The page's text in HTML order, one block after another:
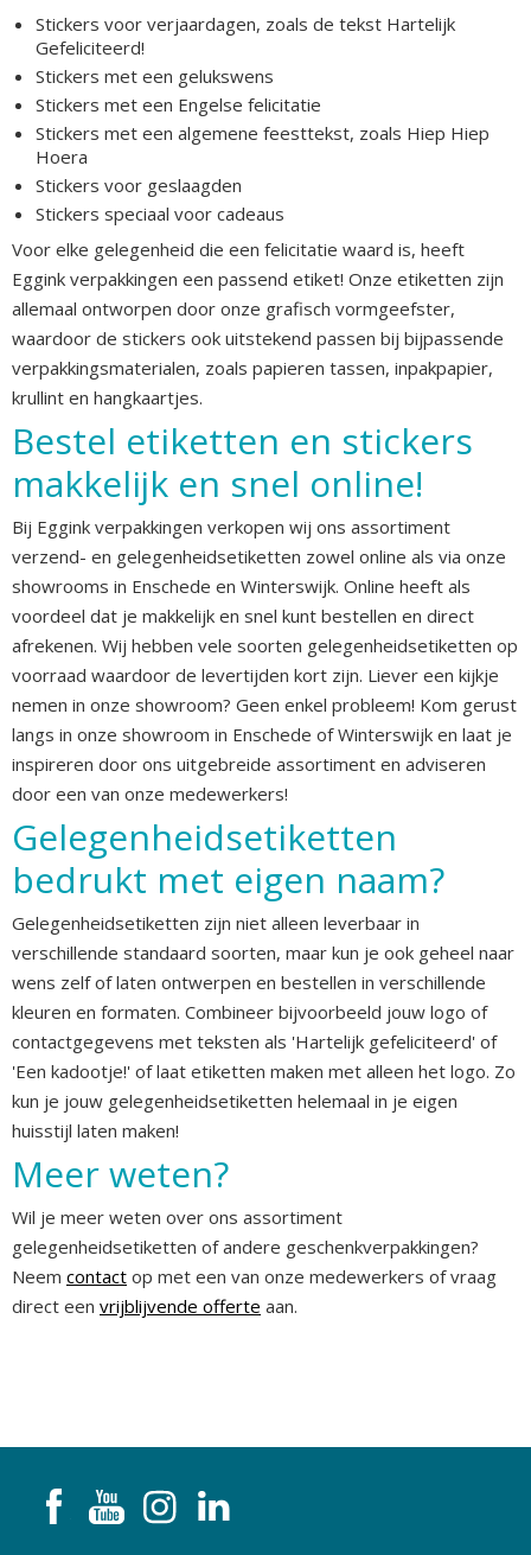
Stickers voor verjaardagen, zoals de tekst Hartelijk
Gefeliciteerd!
Stickers met een gelukswens
Stickers met een Engelse felicitatie
Stickers met een algemene feesttekst, zoals Hiep Hiep
Hoera
Stickers voor geslaagden
Stickers speciaal voor cadeaus
Voor elke gelegenheid die een felicitatie waard is, heeft
Eggink verpakkingen een passend etiket! Onze etiketten zijn
allemaal ontworpen door onze grafisch vormgeefster,
waardoor de stickers ook uitstekend passen bij bijpassende
verpakkingsmaterialen, zoals papieren tassen, inpakpapier,
krullint en hangkaartjes.
Bestel etiketten en stickers
makkelijk en snel online!
Bij Eggink verpakkingen verkopen wij ons assortiment
verzend- en gelegenheidsetiketten zowel online als via onze
showrooms in Enschede en Winterswijk. Online heeft als
voordeel dat je makkelijk en snel kunt bestellen en direct
afrekenen. Wij hebben vele soorten gelegenheidsetiketten op
voorraad waardoor de levertijden kort zijn. Liever een kijkje
nemen in onze showroom? Geen enkel probleem! Kom gerust
langs in onze showroom in Enschede of Winterswijk en laat je
inspireren door ons uitgebreide assortiment en adviseren
door een van onze medewerkers!
Gelegenheidsetiketten
bedrukt met eigen naam?
Gelegenheidsetiketten zijn niet alleen leverbaar in
verschillende standaard soorten, maar kun je ook geheel naar
wens zelf of laten ontwerpen en bestellen in verschillende
kleuren en formaten. Combineer bijvoorbeeld jouw logo of
contactgegevens met teksten als 'Hartelijk gefeliciteerd' of
'Een kadootje!' of laat etiketten maken met alleen het logo. Zo
kun je jouw gelegenheidsetiketten helemaal in je eigen
huisstijl laten maken!
Meer weten?
Wil je meer weten over ons assortiment
gelegenheidsetiketten of andere geschenkverpakkingen?
Neem contact op met een van onze medewerkers of vraag
direct een vrijblijvende offerte aan.